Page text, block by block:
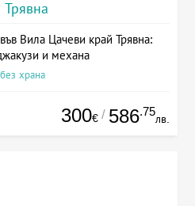
Трявна
Вила Цачеви край Трявна:
и механа
храна
300€ / 586.75
лв.